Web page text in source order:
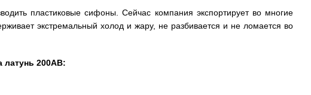
пластиковые сифоны. Сейчас компания экспортирует во многие
экстремальный холод и жару, не разбивается и не ломается во
латунь 200AB: